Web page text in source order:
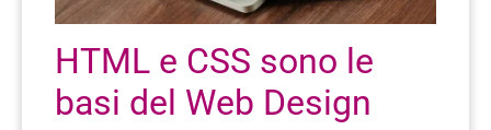
HTML e CSS sono le
basi del Web Design